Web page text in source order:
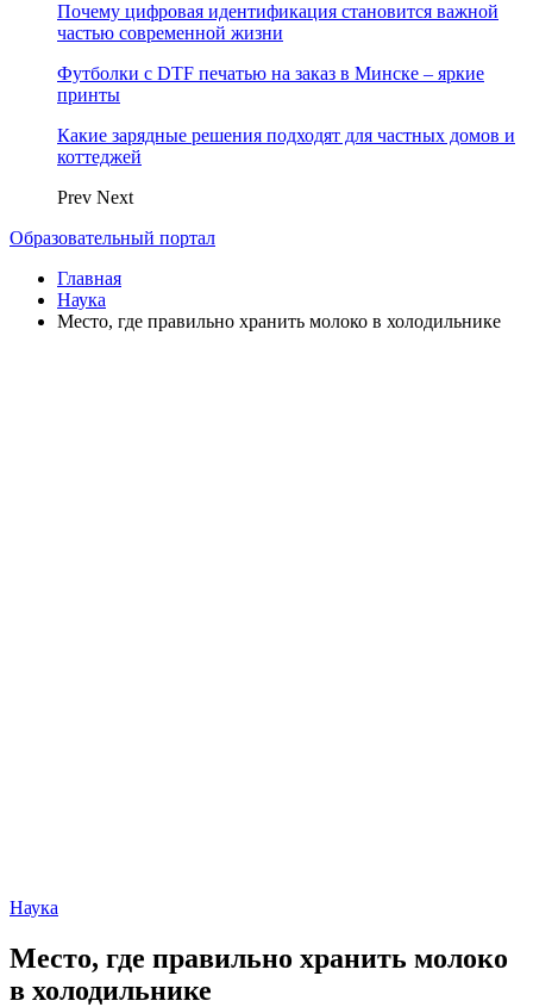
Почему цифровая идентификация становится важной
частью современной жизни
Футболки с DTF печатью на заказ в Минске – яркие
принты
Какие зарядные решения подходят для частных домов и
коттеджей
Prev Next
Образовательный портал
Главная
Наука
Место, где правильно хранить молоко в холодильнике
Наука
Место, где правильно хранить молоко
в холодильнике